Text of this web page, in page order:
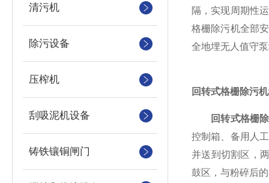
清污机
除污设备
压榨机
刮吸泥机设备
铸铁镶铜闸门
隔，实现周期性
格栅除污机全部
全地埋无人值守
回转式格栅除污
回转式格栅
控制箱、备用人
并送到切割区，
鼓区，与粉碎后